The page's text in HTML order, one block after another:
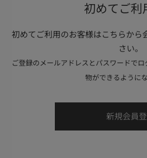
初めてご利
初めてご利用のお客様はこちらから
さい。
ご登録のメールアドレスとパスワードで
物ができるように